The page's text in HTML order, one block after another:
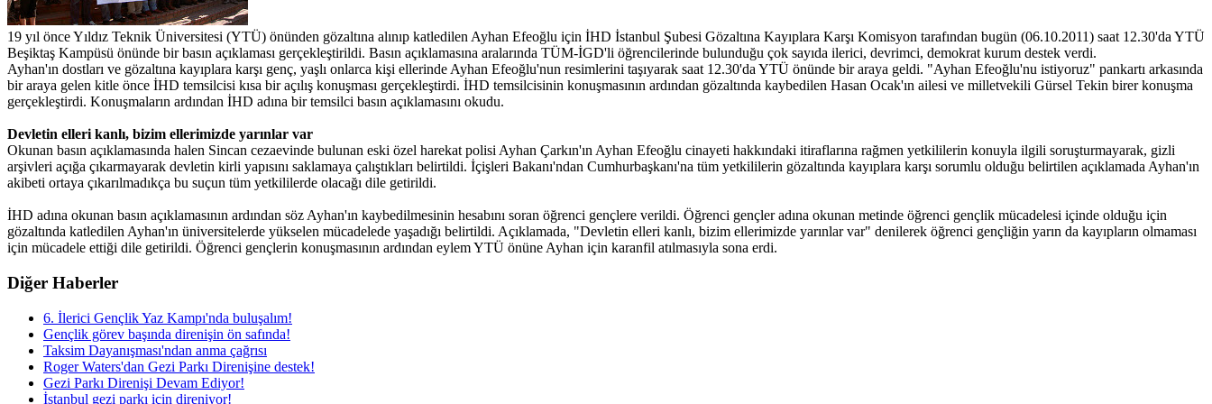
19 yıl önce Yıldız Teknik Üniversitesi (YTÜ) önünden gözaltına alınıp katledilen Ayhan Efeoğlu için İHD İstanbul Şubesi Gözaltına Kayıplara Karşı Komisyon tarafından bugün (06.10.2011) saat 12.30'da YTÜ
Beşiktaş Kampüsü önünde bir basın açıklaması gerçekleştirildi. Basın açıklamasına aralarında TÜM-İGD'li öğrencilerinde bulunduğu çok sayıda ilerici, devrimci, demokrat kurum destek verdi.
Ayhan'ın dostları ve gözaltına kayıplara karşı genç, yaşlı onlarca kişi ellerinde Ayhan Efeoğlu'nun resimlerini taşıyarak saat 12.30'da YTÜ önünde bir araya geldi. "Ayhan Efeoğlu'nu istiyoruz" pankartı arkasında
bir araya gelen kitle önce İHD temsilcisi kısa bir açılış konuşması gerçekleştirdi. İHD temsilcisinin konuşmasının ardından gözaltında kaybedilen Hasan Ocak'ın ailesi ve milletvekili Gürsel Tekin birer konuşma
gerçekleştirdi. Konuşmaların ardından İHD adına bir temsilci basın açıklamasını okudu.
Devletin elleri kanlı, bizim ellerimizde yarınlar var
Okunan basın açıklamasında halen Sincan cezaevinde bulunan eski özel harekat polisi Ayhan Çarkın'ın Ayhan Efeoğlu cinayeti hakkındaki itiraflarına rağmen yetkililerin konuyla ilgili soruşturmayarak, gizli
arşivleri açığa çıkarmayarak devletin kirli yapısını saklamaya çalıştıkları belirtildi. İçişleri Bakanı'ndan Cumhurbaşkanı'na tüm yetkililerin gözaltında kayıplara karşı sorumlu olduğu belirtilen açıklamada Ayhan'ın
akibeti ortaya çıkarılmadıkça bu suçun tüm yetkililerde olacağı dile getirildi.
İHD adına okunan basın açıklamasının ardından söz Ayhan'ın kaybedilmesinin hesabını soran öğrenci gençlere verildi. Öğrenci gençler adına okunan metinde öğrenci gençlik mücadelesi içinde olduğu için
gözaltında katledilen Ayhan'ın üniversitelerde yükselen mücadelede yaşadığı belirtildi. Açıklamada, "Devletin elleri kanlı, bizim ellerimizde yarınlar var" denilerek öğrenci gençliğin yarın da kayıpların olmaması
için mücadele ettiği dile getirildi. Öğrenci gençlerin konuşmasının ardından eylem YTÜ önüne Ayhan için karanfil atılmasıyla sona erdi.
Diğer Haberler
6. İlerici Gençlik Yaz Kampı'nda buluşalım!
Gençlik görev başında direnişin ön safında!
Taksim Dayanışması'ndan anma çağrısı
Roger Waters'dan Gezi Parkı Direnişine destek!
Gezi Parkı Direnişi Devam Ediyor!
İstanbul gezi parkı için direniyor!